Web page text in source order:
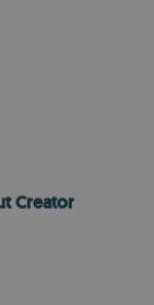
Creator